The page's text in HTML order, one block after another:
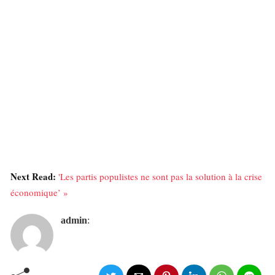
Next Read: 'Les partis populistes ne sont pas la solution à la crise
économique’ »
admin: